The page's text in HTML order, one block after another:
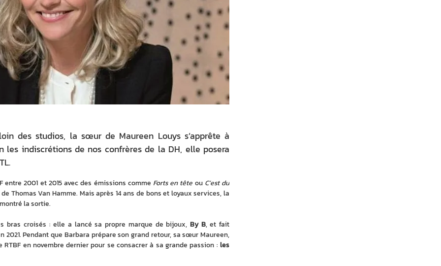
des studios, la sœur de Maureen Louys s’apprête à
les indiscrétions de nos confrères de la DH, elle posera
entre 2001 et 2015 avec des émissions comme Forts en tête ou C’est du
Thomas Van Hamme. Mais après 14 ans de bons et loyaux services, la
la sortie.
bras croisés : elle a lancé sa propre marque de bijoux, By B, et fait
2021. Pendant que Barbara prépare son grand retour, sa sœur Maureen,
en novembre dernier pour se consacrer à sa grande passion : les